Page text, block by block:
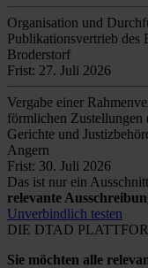
Organisation und
Publikationsvertrieb des
Broderstorf
Frist: 27. Juli 2026
Vergabe einer
förmlichen
Gerichte und
Angern
Frist: 30. Juli 2026
Das ist nur ein
relevante
Unverbindlich testen
DIE DTAD
Sie möchten alle